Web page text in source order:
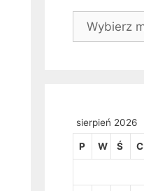
Archiwa
sierpień 2026
P W Ś C